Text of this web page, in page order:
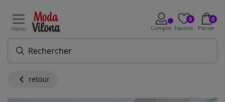
menu Compte
0
Favoris
0
Panier
retour